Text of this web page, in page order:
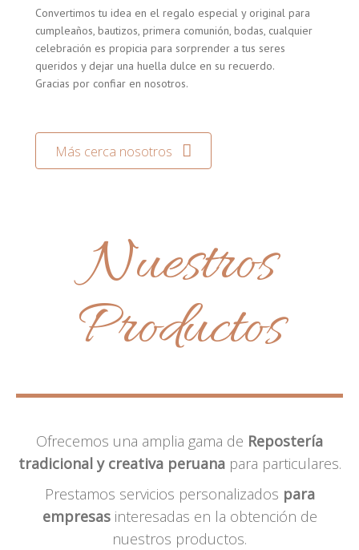
Convertimos tu idea en el regalo especial y original para
cumpleaños, bautizos, primera comunión, bodas, cualquier
celebración es propicia para sorprender a tus seres
queridos y dejar una huella dulce en su recuerdo.
Gracias por confiar en nosotros.
Más cerca nosotros
Nuestros
Productos
Ofrecemos una amplia gama de Repostería
tradicional y creativa peruanapara particulares.
Prestamos servicios personalizados para
empresasinteresadas en la obtención de
nuestros productos.